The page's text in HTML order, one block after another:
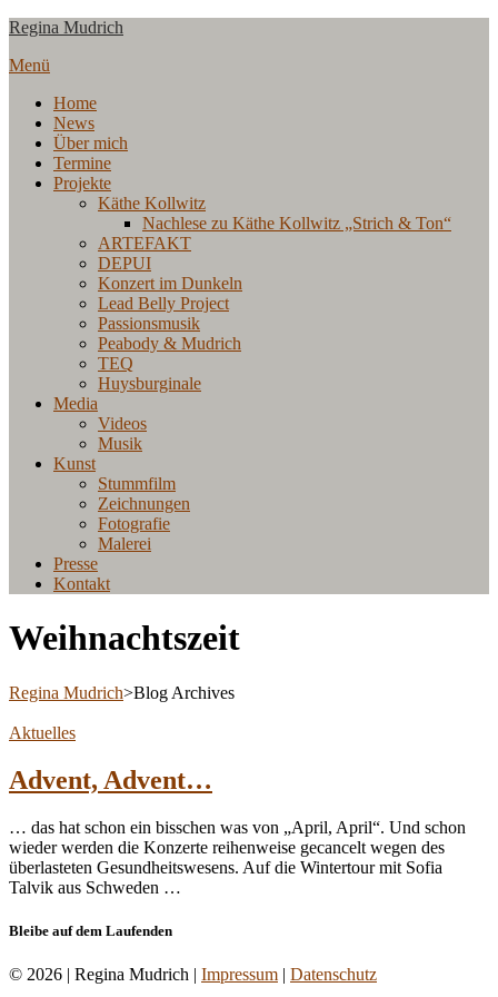
Zum
springen
Regina Mudrich
Menü
Home
News
Über mich
Termine
Projekte
Käthe Kollwitz
Nachlese zu Käthe Kollwitz „Strich & Ton“
ARTEFAKT
DEPUI
Konzert im Dunkeln
Lead Belly Project
Passionsmusik
Peabody & Mudrich
TEQ
Huysburginale
Media
Videos
Musik
Kunst
Stummfilm
Zeichnungen
Fotografie
Malerei
Presse
Kontakt
Weihnachtszeit
Regina Mudrich>Blog Archives
Aktuelles
Advent, Advent…
… das hat schon ein bisschen was von „April, April“. Und schon
wieder werden die Konzerte reihenweise gecancelt wegen des
überlasteten Gesundheitswesens. Auf die Wintertour mit Sofia
Talvik aus Schweden …
Bleibe auf dem Laufenden
© 2026 | Regina Mudrich | Impressum | Datenschutz